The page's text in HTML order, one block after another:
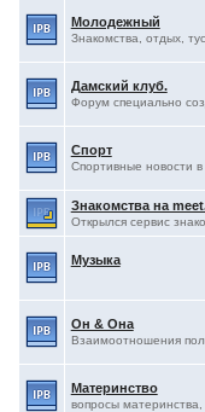
Молодежный
Знакомства, отдых,
Дамский клуб.
Форум специально
Спорт
Спортивные новости
Знакомства на
Открылся сервис
Музыка
Он & Она
Взаимоотношения
Материнство
вопросы